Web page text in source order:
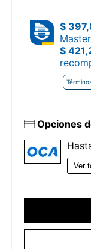
$
$
Opciones
Ver